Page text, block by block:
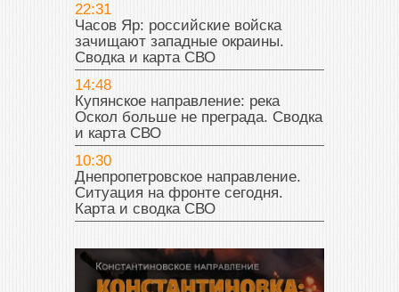
22:31
Часов Яр: российские войска
зачищают западные окраины.
Сводка и карта СВО
14:48
Купянское направление: река
Оскол больше не преграда. Сводка
и карта СВО
10:30
Днепропетровское направление.
Ситуация на фронте сегодня.
Карта и сводка СВО